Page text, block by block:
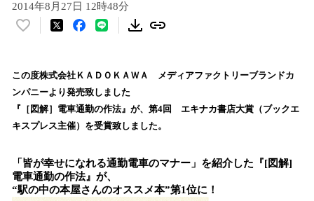
2014年8月27日 12時48分
い
！
数
を
読
み
中
で
この度株式会社ＫＡＤＯＫＡＷＡ メディアファクトリーブランドカ
ンパニーより発売致しました
『［図解］電車通勤の作法』が、第4回 エキナカ書店大賞（ブックエ
キスプレス主催）を受賞致しました。
「皆が幸せになれる通勤電車のマナー」を紹介した『[図解]
電車通勤の作法』が、
“駅の中の本屋さんのオススメ本”第1位に！